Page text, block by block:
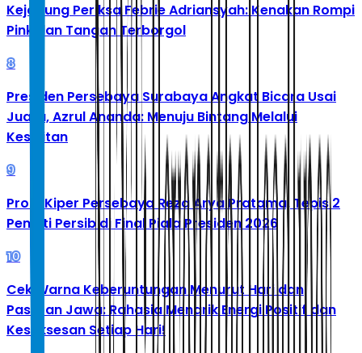
Kejagung Periksa Febrie Adriansyah: Kenakan Rompi
Pink dan Tangan Terborgol
8
Presiden Persebaya Surabaya Angkat Bicara Usai
Juara, Azrul Ananda: Menuju Bintang Melalui
Kesulitan
9
Profil Kiper Persebaya Reza Arya Pratama, Tepis 2
Penalti Persib di Final Piala Presiden 2026
10
Cek Warna Keberuntungan Menurut Hari dan
Pasaran Jawa: Rahasia Menarik Energi Positif dan
Kesuksesan Setiap Hari!